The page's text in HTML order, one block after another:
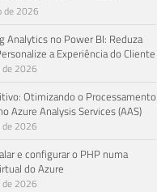
de 2026
Analytics no Power BI: Reduza
a Experiência do Cliente
2026
Otimizando o Processamento
Azure Analysis Services (AAS)
2026
e configurar o PHP numa
do Azure
2026